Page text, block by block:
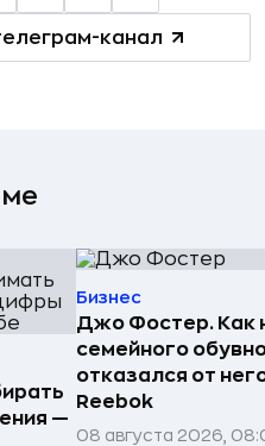
канал
—
Бизнес
Джо Фостер. Как
семейного
отказался от
Reebok
08 августа 2026,